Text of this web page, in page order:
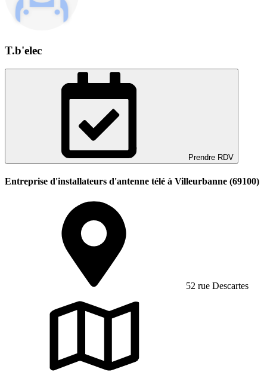
T.b'elec
Prendre RDV
Entreprise d'installateurs d'antenne télé à Villeurbanne (69100)
52 rue Descartes